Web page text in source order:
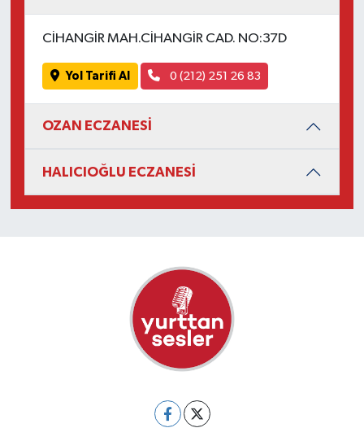
CİHANGİR MAH.CİHANGİR CAD. NO:37D
Yol Tarifi Al 0 (212) 251 26 83
OZAN ECZANESİ
HALICIOĞLU ECZANESİ